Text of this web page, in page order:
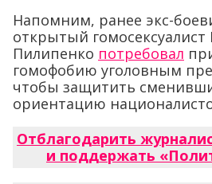
Напомним, ранее экс-
открытый гомосексуалист
Пилипенко потребовал
гомофобию уголовным
чтобы защитить
ориентацию
Отблагодарить
и поддержать